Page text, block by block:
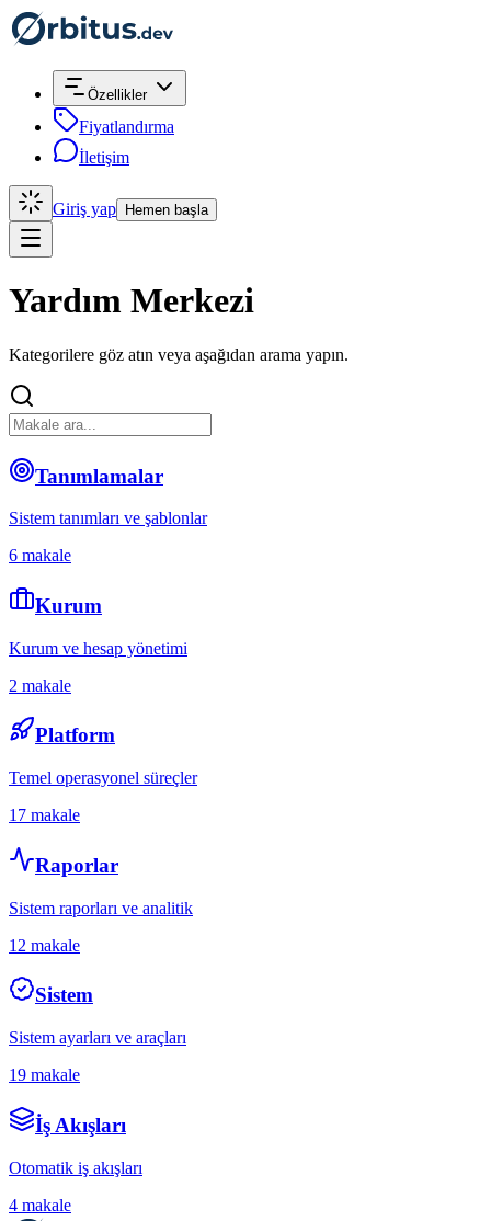
Özellikler
Fiyatlandırma
İletişim
Giriş yap Hemen başla
Yardım Merkezi
Kategorilere göz atın veya aşağıdan arama yapın.
Tanımlamalar
Sistem tanımları ve şablonlar
6 makale
Kurum
Kurum ve hesap yönetimi
2 makale
Platform
Temel operasyonel süreçler
17 makale
Raporlar
Sistem raporları ve analitik
12 makale
Sistem
Sistem ayarları ve araçları
19 makale
İş Akışları
Otomatik iş akışları
4 makale